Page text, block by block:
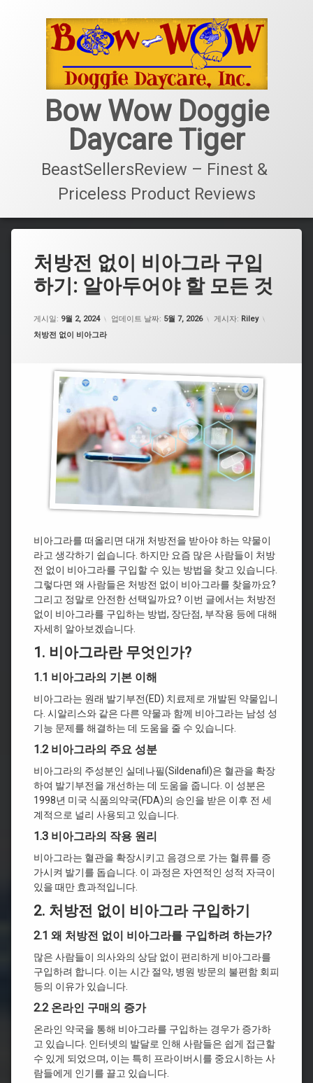
Bow Wow Doggie
Daycare Tiger
BeastSellersReview – Finest &
Priceless Product Reviews
처방전 없이 비아그라 구입
하기: 알아두어야 할 모든 것
게시일: 9월 2, 2024 업데이트 날짜: 5월 7, 2026 게시자: Riley
카테고리:
처방전 없이 비아그라
비아그라를 떠올리면 대개 처방전을 받아야 하는 약물이
라고 생각하기 쉽습니다. 하지만 요즘 많은 사람들이 처방
전 없이 비아그라를 구입할 수 있는 방법을 찾고 있습니다.
그렇다면 왜 사람들은 처방전 없이 비아그라를 찾을까요?
그리고 정말로 안전한 선택일까요? 이번 글에서는 처방전
없이 비아그라를 구입하는 방법, 장단점, 부작용 등에 대해
자세히 알아보겠습니다.
1. 비아그라란 무엇인가?
1.1 비아그라의 기본 이해
비아그라는 원래 발기부전(ED) 치료제로 개발된 약물입니
다. 시알리스와 같은 다른 약물과 함께 비아그라는 남성 성
기능 문제를 해결하는 데 도움을 줄 수 있습니다.
1.2 비아그라의 주요 성분
비아그라의 주성분인 실데나필(Sildenafil)은 혈관을 확장
하여 발기부전을 개선하는 데 도움을 줍니다. 이 성분은
1998년 미국 식품의약국(FDA)의 승인을 받은 이후 전 세
계적으로 널리 사용되고 있습니다.
1.3 비아그라의 작용 원리
비아그라는 혈관을 확장시키고 음경으로 가는 혈류를 증
가시켜 발기를 돕습니다. 이 과정은 자연적인 성적 자극이
있을 때만 효과적입니다.
2. 처방전 없이 비아그라 구입하기
2.1 왜 처방전 없이 비아그라를 구입하려 하는가?
많은 사람들이 의사와의 상담 없이 편리하게 비아그라를
구입하려 합니다. 이는 시간 절약, 병원 방문의 불편함 회피
등의 이유가 있습니다.
2.2 온라인 구매의 증가
온라인 약국을 통해 비아그라를 구입하는 경우가 증가하
고 있습니다. 인터넷의 발달로 인해 사람들은 쉽게 접근할
수 있게 되었으며, 이는 특히 프라이버시를 중요시하는 사
람들에게 인기를 끌고 있습니다.